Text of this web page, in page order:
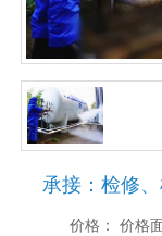
承接：检修
价格： 价格